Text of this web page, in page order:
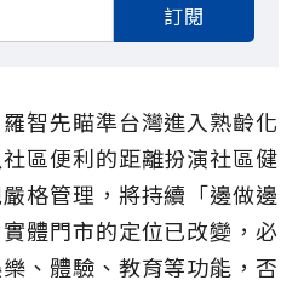
訂閱
智先瞄準台灣進入熟齡化
區便利的距離扮演社區健
格管理，將持續「邊做邊
體門市的定位已改變，必
、體驗、教育等功能，否